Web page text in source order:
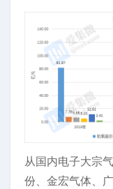
从国内电子大宗
份、金宏气体、